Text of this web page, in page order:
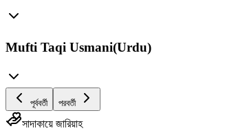
Mufti Taqi Usmani(Urdu)
পূর্ববর্তী পরবর্তী
সাদাকায়ে জারিয়াহ